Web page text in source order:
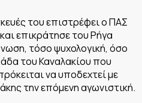
του επιστρέφει ο ΠΑΣ
επικράτησε του Ρήγα
τόσο ψυχολογική, όσο
του Καναλακίου που
να υποδεχτεί με
την επόμενη αγωνιστική.